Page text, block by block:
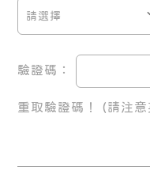
驗證碼：
重取驗證碼！ (請注